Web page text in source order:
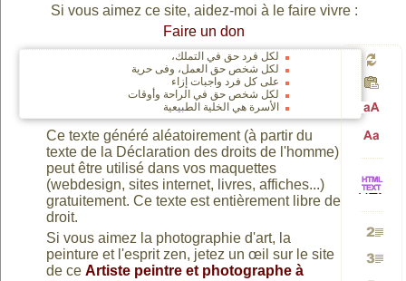
Si vous aimez ce site, aidez-moi à le faire vivre :
Faire un don
un
en
en
HTML
vers
لكل فرد حق في التملك،
لكل شخص حق العمل، وفى حرية
على كل فرد واجبات إزاء
لكل شخص حق في الراحة وأوقات
الأسرة هي الخلية الطبيعية
Ce texte généré aléatoirement (à partir du
texte de la Déclaration des droits de l'homme)
peut être utilisé dans vos maquettes
(webdesign, sites internet, livres, affiches...)
gratuitement. Ce texte est entièrement libre de
droit.
Si vous aimez la photographie d'art, la
peinture et l'esprit zen, jetez un œil sur le site
de ce Artiste peintre et photographe à